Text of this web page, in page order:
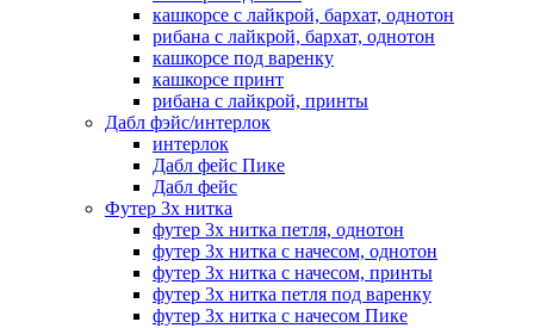
кашкорсе с лайкрой, бархат, однотон
рибана с лайкрой, бархат, однотон
кашкорсе под варенку
кашкорсе принт
рибана с лайкрой, принты
Дабл фэйс/интерлок
интерлок
Дабл фейс Пике
Дабл фейс
Футер 3х нитка
футер 3х нитка петля, однотон
футер 3х нитка с начесом, однотон
футер 3х нитка с начесом, принты
футер 3х нитка петля под варенку
футер 3х нитка с начесом Пике